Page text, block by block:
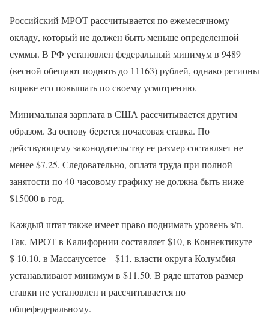
Российский МРОТ рассчитывается по ежемесячному
окладу, который не должен быть меньше определенной
суммы. В РФ установлен федеральный минимум в 9489
(весной обещают поднять до 11163) рублей, однако регионы
вправе его повышать по своему усмотрению.
Минимальная зарплата в США рассчитывается другим
образом. За основу берется почасовая ставка. По
действующему законодательству ее размер составляет не
менее $7.25. Следовательно, оплата труда при полной
занятости по 40-часовому графику не должна быть ниже
$15000 в год.
Каждый штат также имеет право поднимать уровень з/п.
Так, МРОТ в Калифорнии составляет $10, в Коннектикуте –
$ 10.10, в Массачусетсе – $11, власти округа Колумбия
устанавливают минимум в $11.50. В ряде штатов размер
ставки не установлен и рассчитывается по
общефедеральному.